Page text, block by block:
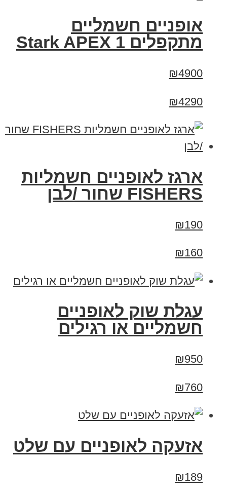
‏אופניים חשמליים
‏מתקפלים Stark APEX 1
₪4900
₪4290
ארגז לאופניים חשמליות
FISHERS שחור /לבן
₪190
₪160
עגלת שוק לאופניים
חשמליים או רגילים
₪950
₪760
אזעקה לאופניים עם שלט
₪189